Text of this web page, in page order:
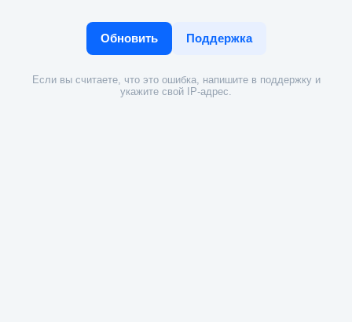
Обновить Поддержка
Если вы считаете, что это ошибка, напишите в поддержку и
укажите свой IP-адрес.